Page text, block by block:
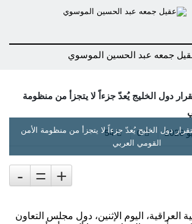
دول الخليج يُعدّ جزءاً لا يتجزأ من منظومة
0
54
دول الخليج يُعدّ جزءاً لا يتجزأ من منظومة الأمن
القومي العربي
+
=
-
العراقية، اليوم الإثنين، دول مجلس التعاون